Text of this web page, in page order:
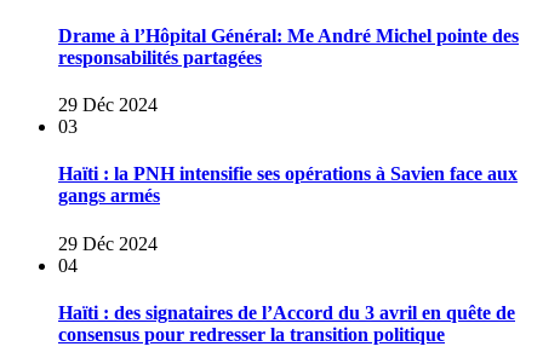
Drame à l’Hôpital Général: Me André Michel pointe des
responsabilités partagées
29 Déc 2024
03
Haïti : la PNH intensifie ses opérations à Savien face aux
gangs armés
29 Déc 2024
04
Haïti : des signataires de l’Accord du 3 avril en quête de
consensus pour redresser la transition politique